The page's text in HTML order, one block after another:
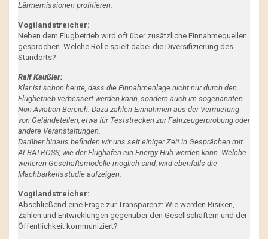
Lärmemissionen profitieren.
Vogtlandstreicher:
Neben dem Flugbetrieb wird oft über zusätzliche Einnahmequellen
gesprochen. Welche Rolle spielt dabei die Diversifizierung des
Standorts?
Ralf Kaußler:
Klar ist schon heute, dass die Einnahmenlage nicht nur durch den
Flugbetrieb verbessert werden kann, sondern auch im sogenannten
Non-Aviation-Bereich. Dazu zählen Einnahmen aus der Vermietung
von Geländeteilen, etwa für Teststrecken zur Fahrzeugerprobung oder
andere Veranstaltungen.
Darüber hinaus befinden wir uns seit einiger Zeit in Gesprächen mit
ALBATROSS, wie der Flughafen ein Energy-Hub werden kann. Welche
weiteren Geschäftsmodelle möglich sind, wird ebenfalls die
Machbarkeitsstudie aufzeigen.
Vogtlandstreicher:
Abschließend eine Frage zur Transparenz: Wie werden Risiken,
Zahlen und Entwicklungen gegenüber den Gesellschaftern und der
Öffentlichkeit kommuniziert?